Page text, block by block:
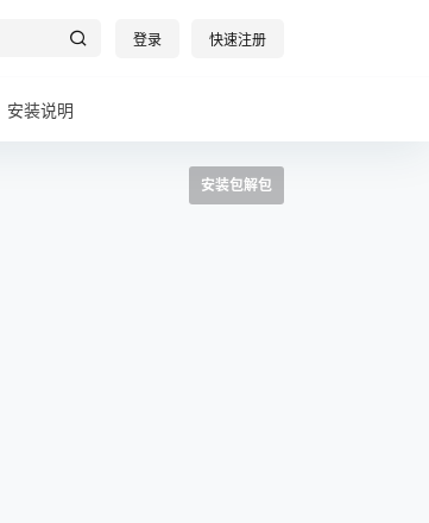
登录 快速注册
安装说明
安装包解包